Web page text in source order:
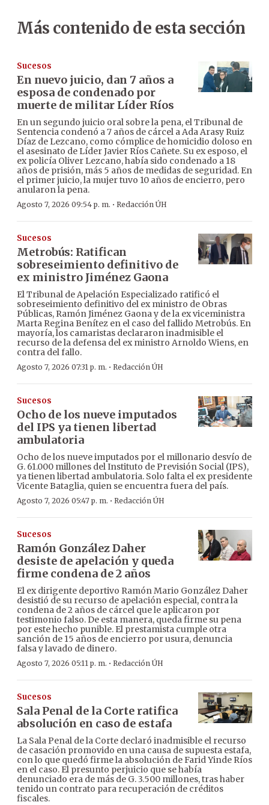
Más contenido de esta sección
Sucesos
En nuevo juicio, dan 7 años a
esposa de condenado por
muerte de militar Líder Ríos
En un segundo juicio oral sobre la pena, el Tribunal de
Sentencia condenó a 7 años de cárcel a Ada Arasy Ruiz
Díaz de Lezcano, como cómplice de homicidio doloso en
el asesinato de Líder Javier Ríos Cañete. Su ex esposo, el
ex policía Oliver Lezcano, había sido condenado a 18
años de prisión, más 5 años de medidas de seguridad. En
el primer juicio, la mujer tuvo 10 años de encierro, pero
anularon la pena.
Agosto 7, 2026 09:54 p. m. · Redacción ÚH
Sucesos
Metrobús: Ratifican
sobreseimiento definitivo de
ex ministro Jiménez Gaona
El Tribunal de Apelación Especializado ratificó el
sobreseimiento definitivo del ex ministro de Obras
Públicas, Ramón Jiménez Gaona y de la ex viceministra
Marta Regina Benítez en el caso del fallido Metrobús. En
mayoría, los camaristas declararon inadmisible el
recurso de la defensa del ex ministro Arnoldo Wiens, en
contra del fallo.
Agosto 7, 2026 07:31 p. m. · Redacción ÚH
Sucesos
Ocho de los nueve imputados
del IPS ya tienen libertad
ambulatoria
Ocho de los nueve imputados por el millonario desvío de
G. 61.000 millones del Instituto de Previsión Social (IPS),
ya tienen libertad ambulatoria. Solo falta el ex presidente
Vicente Bataglia, quien se encuentra fuera del país.
Agosto 7, 2026 05:47 p. m. · Redacción ÚH
Sucesos
Ramón González Daher
desiste de apelación y queda
firme condena de 2 años
El ex dirigente deportivo Ramón Mario González Daher
desistió de su recurso de apelación especial, contra la
condena de 2 años de cárcel que le aplicaron por
testimonio falso. De esta manera, queda firme su pena
por este hecho punible. El prestamista cumple otra
sanción de 15 años de encierro por usura, denuncia
falsa y lavado de dinero.
Agosto 7, 2026 05:11 p. m. · Redacción ÚH
Sucesos
Sala Penal de la Corte ratifica
absolución en caso de estafa
La Sala Penal de la Corte declaró inadmisible el recurso
de casación promovido en una causa de supuesta estafa,
con lo que quedó firme la absolución de Farid Yinde Ríos
en el caso. El presunto perjuicio que se había
denunciado era de más de G. 3.500 millones, tras haber
tenido un contrato para recuperación de créditos
fiscales.